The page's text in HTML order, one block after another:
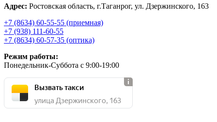
Адрес: Ростовская область, г.Таганрог, ул. Дзержинского, 163
+7 (8634) 60-55-55 (приемная)
+7 (938) 111-60-55
+7 (8634) 60-57-35 (оптика)
Режим работы:
Понедельник-Суббота с 9:00-19:00
Вызвать такси
улица Дзержинского, 163